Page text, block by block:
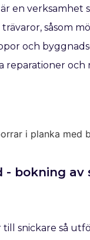
en verksamhet
såsom
och
reparationer och
- bokning av
snickare så